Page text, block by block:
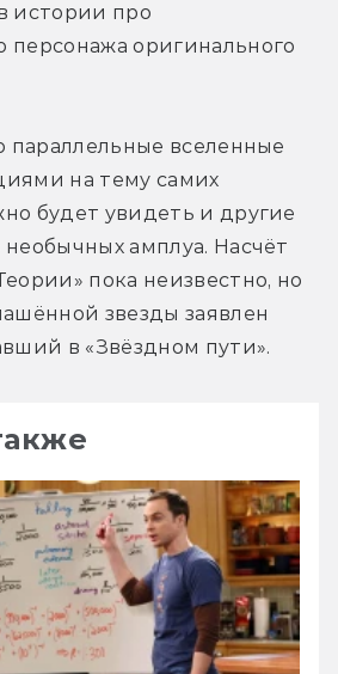
истории про
персонажа оригинального
параллельные вселенные
на тему самих
будет увидеть и другие
амплуа. Насчёт
пока неизвестно, но
звезды заявлен
в «Звёздном пути».